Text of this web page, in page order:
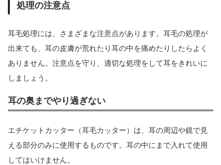
処理の注意点
耳毛処理には、さまざまな注意点があります。耳毛の処理が
出来ても、耳の皮膚が荒れたり耳の中を痛めたりしたらよく
ありません。注意点を守り、適切な処理をして耳をきれいに
しましょう。
耳の奥までやり過ぎない
エチケットカッター（耳毛カッター）は、耳の周辺や鏡で見
える部分のみに使用するものです。耳の中にまで入れて使用
してはいけません。